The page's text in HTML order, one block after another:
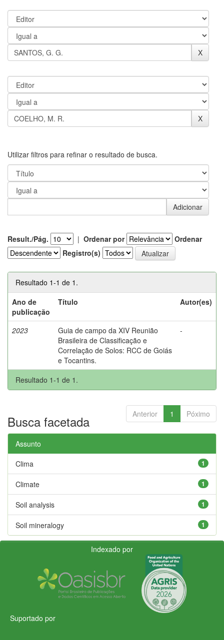
Utilizar filtros para refinar o resultado de busca.
Result./Pág. | Ordenar por
Ordenar
Registro(s)
Resultado 1-1 de 1.
Ano de
publicação
Título Autor(es)
2023
Guia de campo da XIV Reunião
Brasileira de Classificação e
Correlação de Solos: RCC de Goiás
e Tocantins.
-
Resultado 1-1 de 1.
Anterior 1 Póximo
Busca facetada
Assunto
1
Clima
1
Climate
1
Soil analysis
1
Soil mineralogy
Indexado por
Suportado por